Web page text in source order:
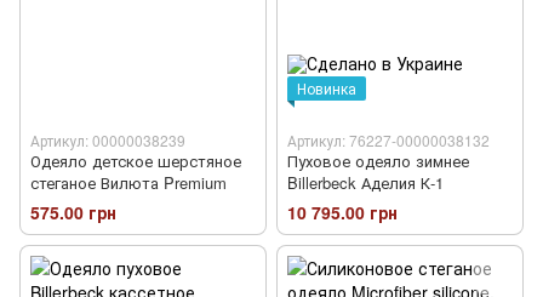
Артикул: 00000038239
Одеяло детское шерстяное
стеганое Вилюта Premium
575.00 грн
Новинка
Артикул: 76227-00000038132
Пуховое одеяло зимнее
Billerbeck Аделия К-1
10 795.00 грн